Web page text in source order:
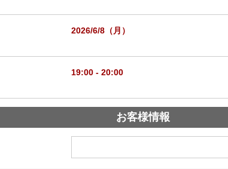
2026/6/8（月）
19:00 - 20:00
お客様情報